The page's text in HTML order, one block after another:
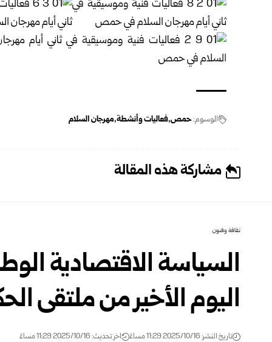
الوسوم:حمص فعاليات وأنشطة مهرجان السلام
مشاركة هذه المقالة
ثقافة وفنون
السياسة الاقتصادية
اليوم الأخير من ملتقى
تاريخ النشر: 2025/10/16 11:29 مساءً اخر تحديث: 2025/10/16 11:29 مساءً